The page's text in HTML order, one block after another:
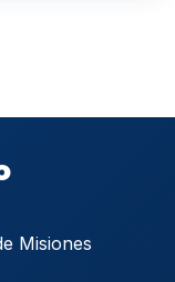
Misiones